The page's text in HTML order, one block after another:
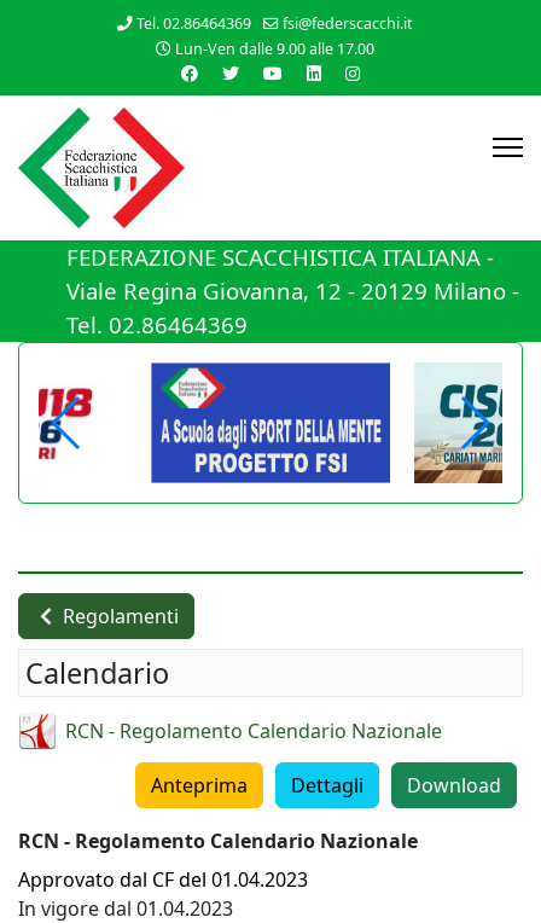
Tel. 02.86464369
fsi@federscacchi.it
Lun-Ven dalle 9.00 alle 17.00
FEDERAZIONE SCACCHISTICA ITALIANA -
Viale Regina Giovanna, 12 - 20129 Milano -
Tel. 02.86464369
Regolamenti
Calendario
RCN - Regolamento Calendario Nazionale
Download
Dettagli
Anteprima
RCN - Regolamento Calendario Nazionale
Approvato dal CF del 01.04.2023
In vigore dal 01.04.2023